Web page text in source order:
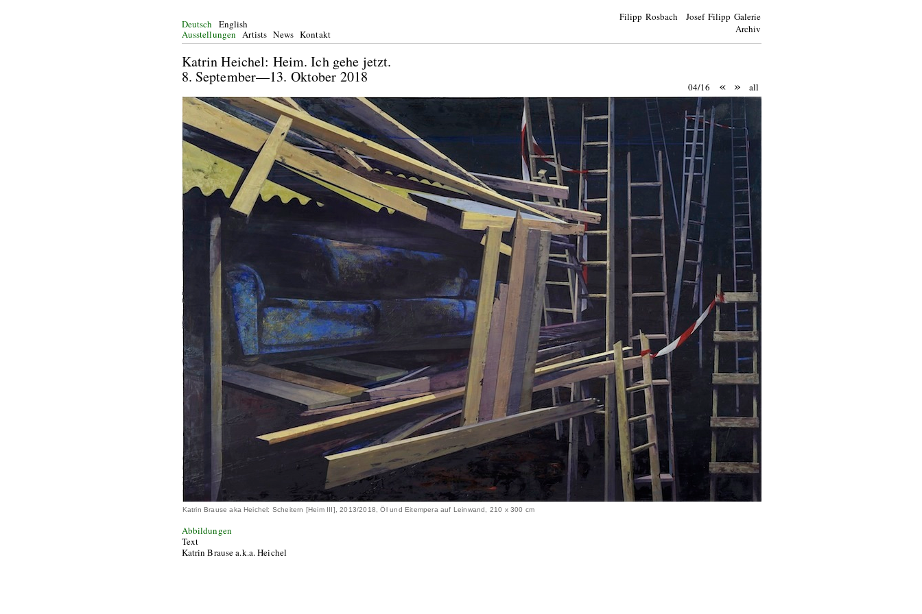
Filipp Rosbach Josef Filipp Galerie
Archiv
Deutsch
English
Ausstellungen Artists News Kontakt
Katrin Heichel: Heim. Ich gehe jetzt.
8. September—13. Oktober 2018
04/16 « » all
Katrin Brause aka Heichel: Scheitern [Heim III], 2013/2018, Öl und Eitempera auf Leinwand, 210 x 300 cm
Abbildungen
Text
Katrin Brause a.k.a. Heichel